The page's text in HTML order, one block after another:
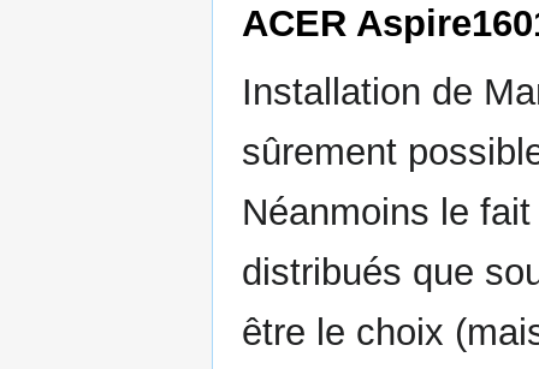
ACER
Installation de
sûrement
Néanmoins le
distribués que
être le choix